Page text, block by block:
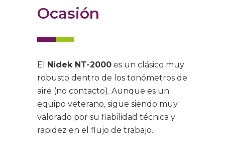
Ocasión
El Nidek NT-2000 es un clásico muy
robusto dentro de los tonómetros de
aire (no contacto). Aunque es un
equipo veterano, sigue siendo muy
valorado por su fiabilidad técnica y
rapidez en el flujo de trabajo.